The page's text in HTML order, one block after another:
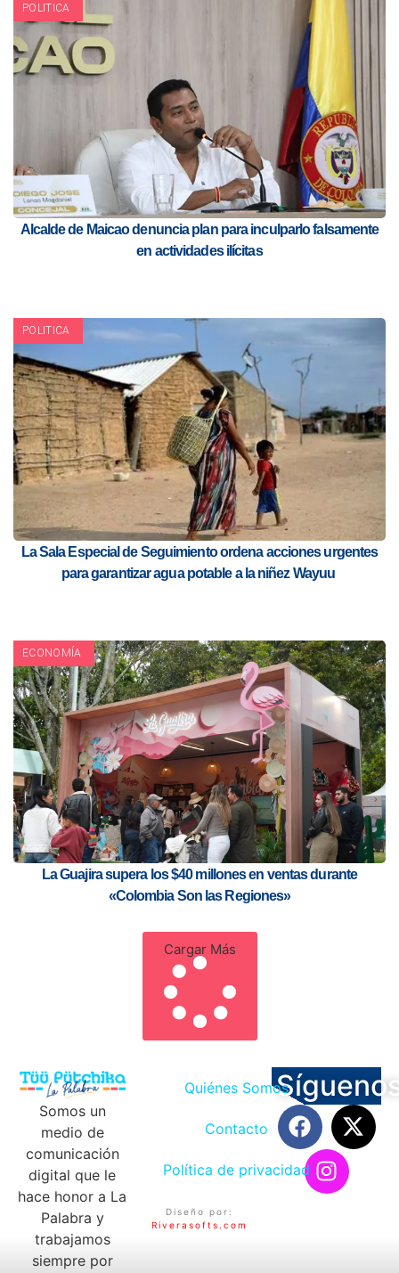
POLITICA
Alcalde de Maicao denuncia plan para inculparlo falsamente
en actividades ilícitas
POLITICA
La Sala Especial de Seguimiento ordena acciones urgentes
para garantizar agua potable a la niñez Wayuu
ECONOMÍA
La Guajira supera los $40 millones en ventas durante
«Colombia Son las Regiones»
Cargar Más
Somos un
medio de
comunicación
digital que le
hace honor a La
Palabra y
trabajamos
siempre por
Quiénes Somos
Contacto
Política de privacidad
Diseño por:
Riverasofts.com